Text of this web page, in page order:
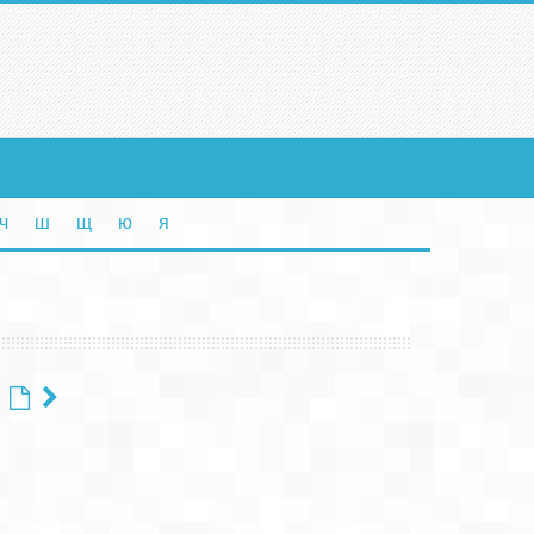
ч ш щ ю я